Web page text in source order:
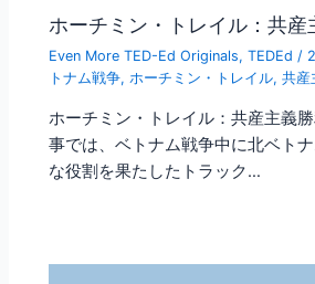
ホーチミン・トレイル：共産
Even More TED-Ed Originals,TEDEd /
トナム戦争, ホーチミン・トレイル,共産
ホーチミン・トレイル：共産主義
事では、ベトナム戦争中に北ベト
な役割を果たしたトラック…